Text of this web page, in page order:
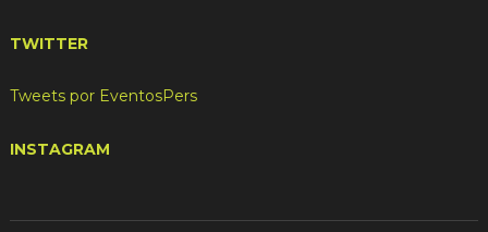
TWITTER
Tweets por EventosPers
INSTAGRAM